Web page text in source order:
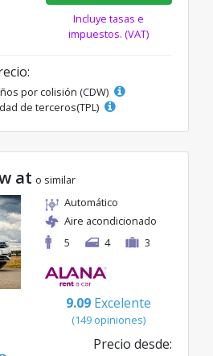
Incluye tasas e
impuestos. (VAT)
por colisión (CDW)
de terceros(TPL)
at o similar
Automático
Aire acondicionado
5
4 3
9.09 Excelente
(149 opiniones)
Precio desde: